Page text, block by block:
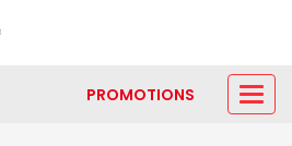
PROMOTIONS